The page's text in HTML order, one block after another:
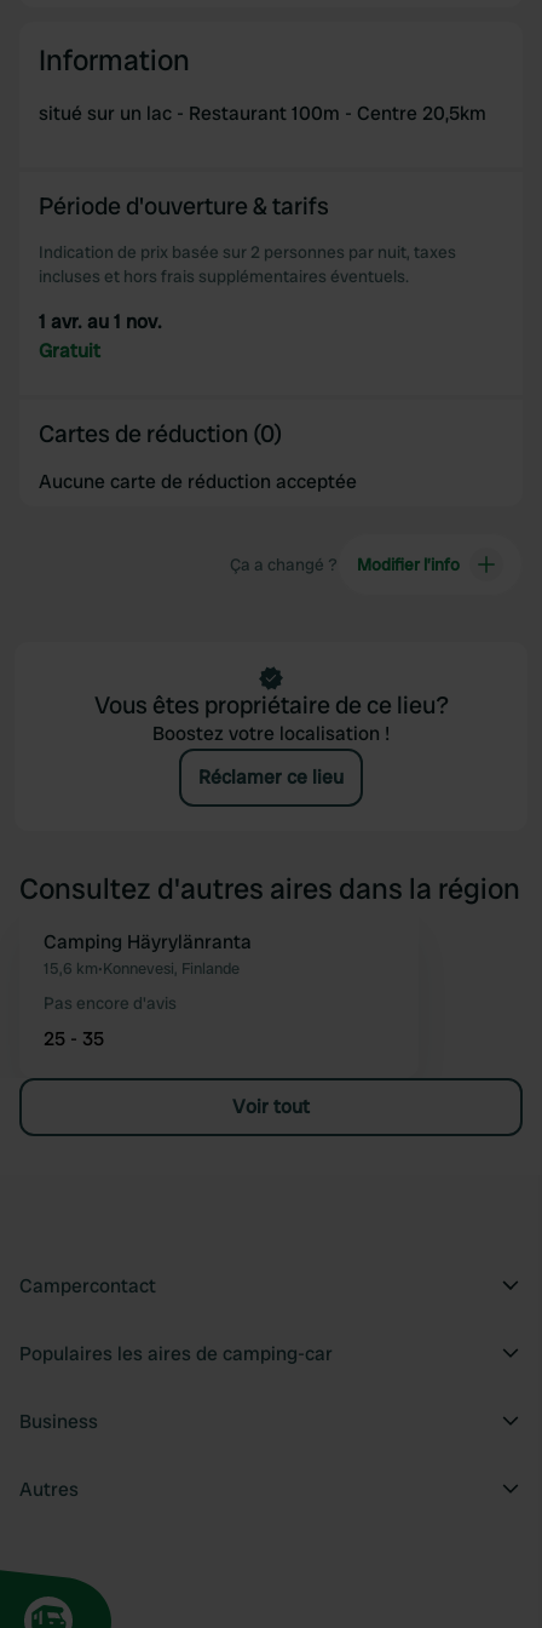
provide social media features and to analyse our traffic.
our social media, advertising and analytics partners who
of their services.
Information
situé sur un lac - Restaurant 100m - Centre 20,5km
Période d'ouverture & tarifs
Indication de prix basée sur 2 personnes par nuit, taxes
incluses et hors frais supplémentaires éventuels.
1 avr. au 1 nov.
Gratuit
Cartes de réduction (0)
Aucune carte de réduction acceptée
Ça a changé ? Modifier l’info
Vous êtes propriétaire de ce lieu?
Boostez votre localisation !
Réclamer ce lieu
Consultez d'autres aires dans la région
Camping Häyrylänranta
15,6 km•Konnevesi, Finlande
Pas encore d'avis
25 - 35
Voir tout
Campercontact
Populaires les aires de camping-car
Business
Autres